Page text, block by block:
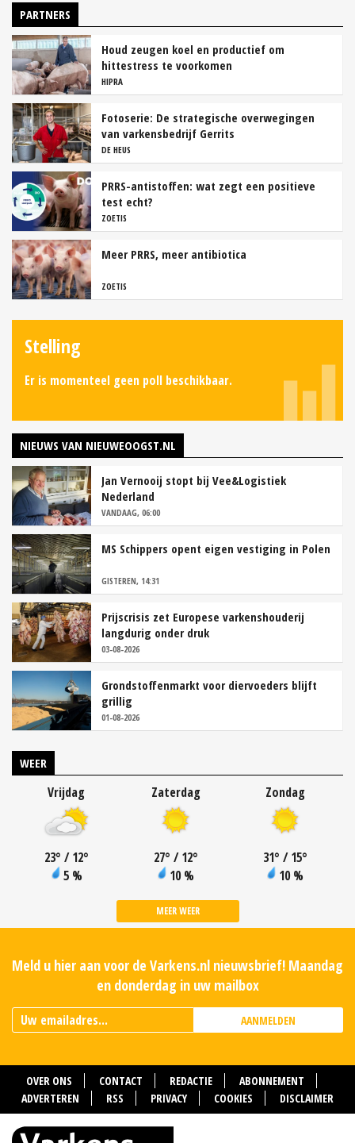
PARTNERS
Houd zeugen koel en productief om
hittestress te voorkomen
HIPRA
Fotoserie: De strategische overwegingen
van varkensbedrijf Gerrits
DE HEUS
PRRS-antistoffen: wat zegt een positieve
test echt?
ZOETIS
Meer PRRS, meer antibiotica
ZOETIS
Stelling
Er is momenteel geen poll beschikbaar.
NIEUWS VAN NIEUWEOOGST.NL
Jan Vernooij stopt bij Vee&Logistiek
Nederland
VANDAAG, 06:00
MS Schippers opent eigen vestiging in Polen
GISTEREN, 14:31
Prijscrisis zet Europese varkenshouderij
langdurig onder druk
03-08-2026
Grondstoffenmarkt voor diervoeders blijft
grillig
01-08-2026
WEER
Vrijdag
23° / 12°
5 %
Zaterdag
27° / 12°
10 %
Zondag
31° / 15°
10 %
MEER WEER
Meld u hier aan voor de Varkens.nl nieuwsbrief! Maandag
en donderdag in uw mailbox
AANMELDEN
OVER ONS CONTACT REDACTIE
ABONNEMENT
ADVERTEREN
RSS PRIVACY COOKIES DISCLAIMER